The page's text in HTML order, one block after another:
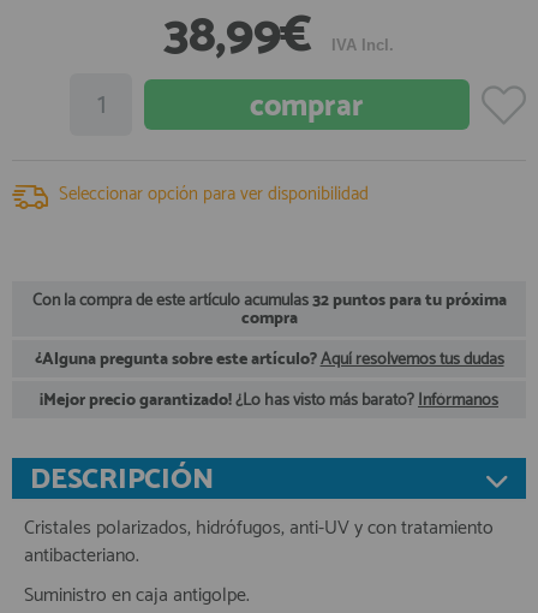
AFILIADOS
INFORMACION
Sábados de 10:00 a 14:00
910 51 49 87 Solo para
Whatsapp
info@francobordo.com
registro profesional
38,99€ IVA Incl.
Seleccionar opción para ver disponibilidad
Con la compra de este artículo acumulas32 puntos para tu próxima
compra
¿Alguna pregunta sobre este artículo?Aquí resolvemos tus dudas
¡Mejor precio garantizado!¿Lo has visto más barato?Infórmanos
DESCRIPCIÓN
Cristales polarizados, hidrófugos, anti-UV y con tratamiento
antibacteriano.
Suministro en caja antigolpe.